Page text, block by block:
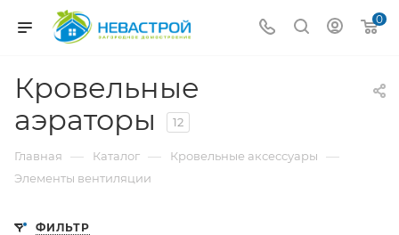
0
Кровельные
аэраторы
12
Главная — Каталог — Кровельные аксессуары —
Элементы вентиляции
ФИЛЬТР